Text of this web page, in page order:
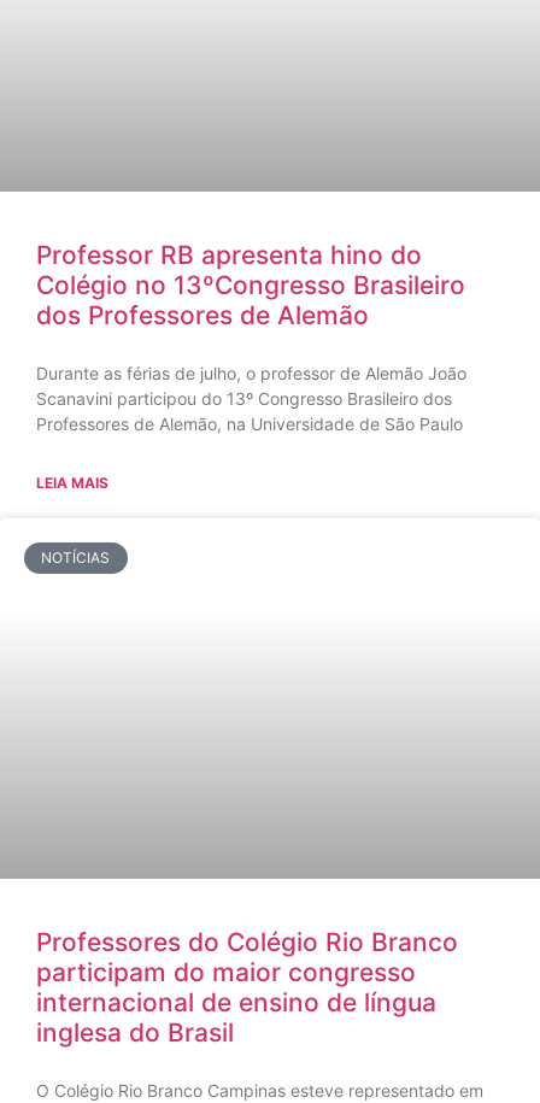
Professor RB apresenta hino do
Colégio no 13ºCongresso Brasileiro
dos Professores de Alemão
Durante as férias de julho, o professor de Alemão João
Scanavini participou do 13º Congresso Brasileiro dos
Professores de Alemão, na Universidade de São Paulo
LEIA MAIS
NOTÍCIAS
Professores do Colégio Rio Branco
participam do maior congresso
internacional de ensino de língua
inglesa do Brasil
O Colégio Rio Branco Campinas esteve representado em